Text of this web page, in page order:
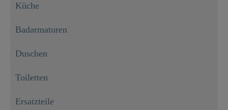
Küche
Badarmaturen
Duschen
Toiletten
Ersatzteile